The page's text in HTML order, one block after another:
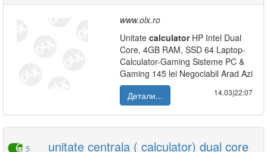
www.olx.ro
Unitate calculatorHP Intel Dual
Core, 4GB RAM, SSD 64 Laptop-
Calculator-Gaming Sisteme PC &
Gaming 145 lei Negociabil Arad Azi
Детали...
14.03|22:07
5 unitate centrala ( calculator) dual core